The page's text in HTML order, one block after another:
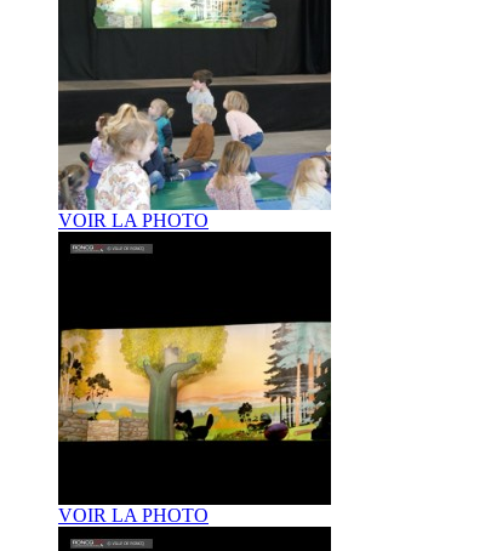
VOIR LA PHOTO
VOIR LA PHOTO